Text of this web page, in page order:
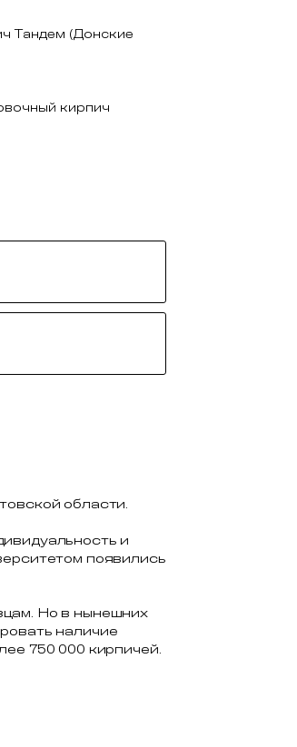
Тандем (Донские
кирпич
области.
и
появились
Но в нынешних
наличие
750 000 кирпичей.